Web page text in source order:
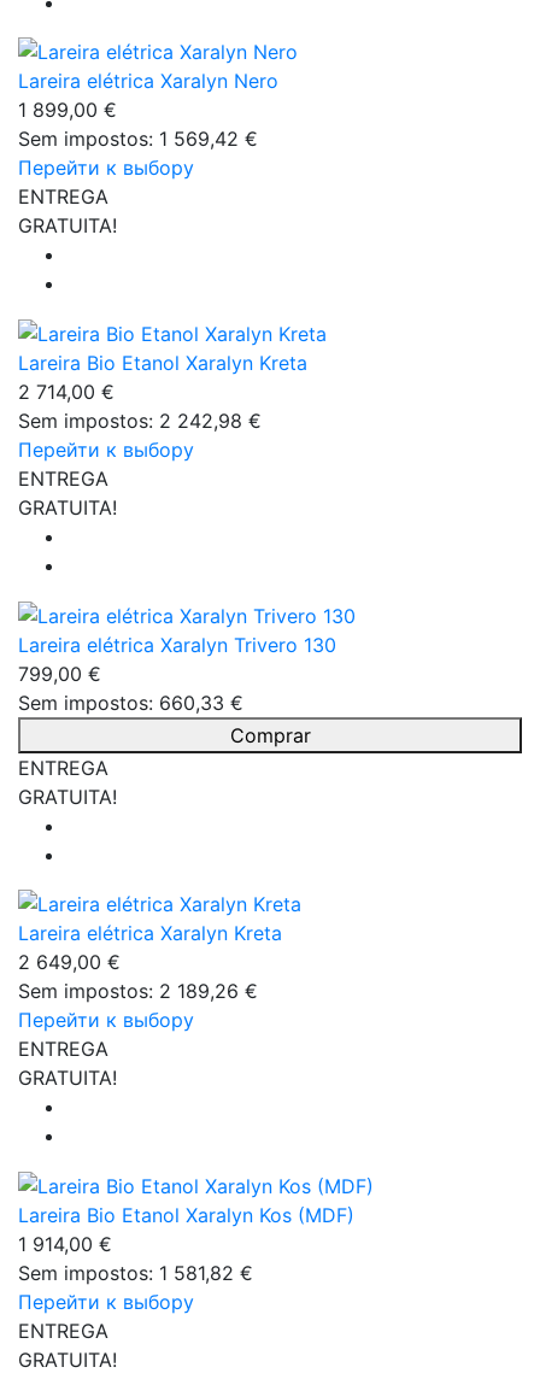
Lareira elétrica Xaralyn Nero
1 899,00 €
Sem impostos: 1 569,42 €
Перейти к выбору
ENTREGA
GRATUITA!
Lareira Bio Etanol Xaralyn Kreta
2 714,00 €
Sem impostos: 2 242,98 €
Перейти к выбору
ENTREGA
GRATUITA!
Lareira elétrica Xaralyn Trivero 130
799,00 €
Sem impostos: 660,33 €
Comprar
ENTREGA
GRATUITA!
Lareira elétrica Xaralyn Kreta
2 649,00 €
Sem impostos: 2 189,26 €
Перейти к выбору
ENTREGA
GRATUITA!
Lareira Bio Etanol Xaralyn Kos (MDF)
1 914,00 €
Sem impostos: 1 581,82 €
Перейти к выбору
ENTREGA
GRATUITA!